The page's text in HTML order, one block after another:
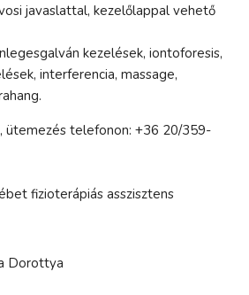
javaslattal, kezelőlappal vehető
kezelések, iontoforesis,
interferencia, massage,
ütemezés telefonon: +36 20/359-
fizioterápiás asszisztens
Dorottya